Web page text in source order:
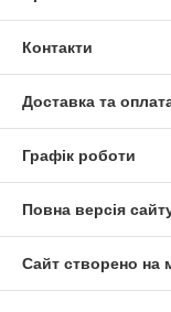
Контакти
Доставка та
Графік роботи
Повна версія
Сайт створено на